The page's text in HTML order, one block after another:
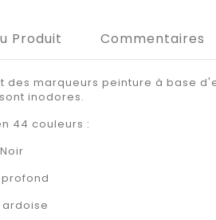
Produit Commentaires
marqueurs peinture à base
inodores.
44 couleurs :